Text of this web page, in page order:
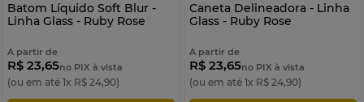
Batom Líquido Soft Blur -
Linha Glass - Ruby Rose
A partir de
R$ 23,65no PIX à vista
(ou em até 1x R$ 24,90)
Caneta Delineadora - Linha
Glass - Ruby Rose
A partir de
R$ 23,65no PIX à vista
(ou em até 1x R$ 24,90)